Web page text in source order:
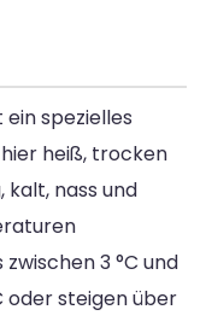
ein spezielles
heiß, trocken
kalt, nass und
3 °C und
oder steigen über